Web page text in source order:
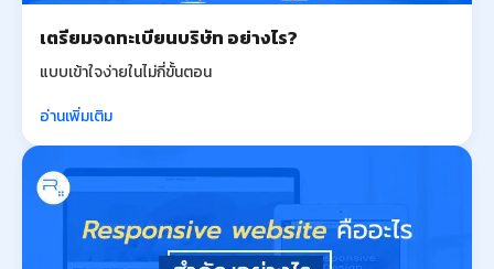
เตรียมจดทะเบียนบริษัท อย่างไร?
แบบเข้าใจง่ายในไม่กี่ขั้นตอน
อ่านเพิ่มเติม